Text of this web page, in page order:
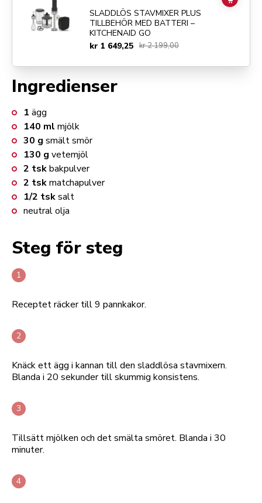
Ingredienser
1 ägg
140 ml mjölk
30 g smält smör
130 g vetemjöl
2 tskbakpulver
2 tskmatchapulver
1/2 tsksalt
neutral olja
Steg för steg
Receptet räcker till 9 pannkakor.
Knäck ett ägg i kannan till den sladdlösa stavmixern.
Blanda i 20 sekunder till skummig konsistens.
Tillsätt mjölken och det smälta smöret. Blanda i 30
minuter.
SLADDLÖS STAVMIXER PLUS
TILLBEHÖR MED BATTERI –
KITCHENAID GO
kr 1 649,25 kr 2 199,00
ADD